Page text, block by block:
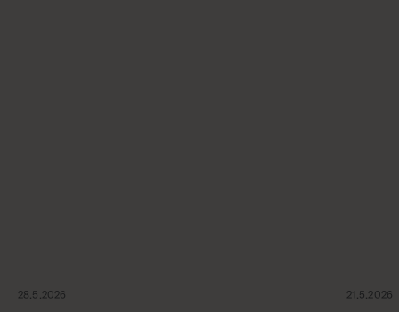
28.5.2026 21.5.2026